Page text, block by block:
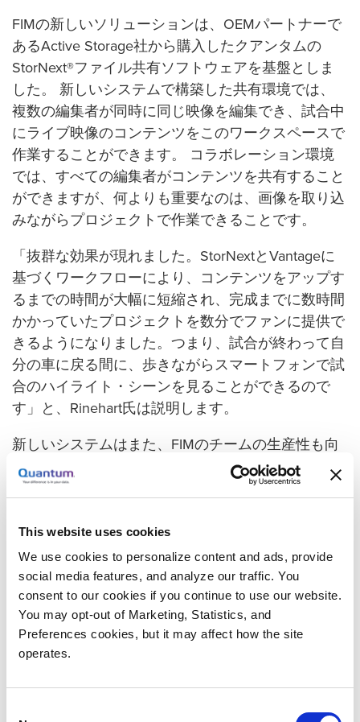
This website uses cookies
We use cookies to personalize content and ads, provide
social media features, and analyze our traffic. You
consent to our cookies if you continue to use our website.
You may opt-out of Marketing, Statistics, and
Preferences cookies, but it may affect how the site
operates.
FIMの新しいソリューションは、OEMパートナーで
あるActive Storage社から購入したクアンタムの
StorNext®ファイル共有ソフトウェアを基盤としま
した。 新しいシステムで構築した共有環境では、
複数の編集者が同時に同じ映像を編集でき、試合中
にライブ映像のコンテンツをこのワークスペースで
作業することができます。 コラボレーション環境
では、すべての編集者がコンテンツを共有すること
ができますが、何よりも重要なのは、画像を取り込
みながらプロジェクトで作業できることです。
「抜群な効果が現れました。StorNextとVantageに
基づくワークフローにより、コンテンツをアップす
るまでの時間が大幅に短縮され、完成までに数時間
かかっていたプロジェクトを数分でファンに提供で
きるようになりました。つまり、試合が終わって自
分の車に戻る間に、歩きながらスマートフォンで試
合のハイライト・シーンを見ることができるので
す」と、Rinehart氏は説明します。
新しいシステムはまた、FIMのチームの生産性も向
上させました。チームは年間に1,500本の動画を制
作できるようになりました。古いシステムのときに
しかし、Active Storage社の事業が変わり、FIMチー
ムが使い始めたばかりの製品を提供しなくなったた
め、こうした結果のすべてが危うくなるように見え
ました。
Quantum StorNextへの移行を支援してもらうため